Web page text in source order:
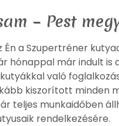
– Pest
Én a Szupertréner
hónappal már indult is
való
kiszorított minden
teljes munkaidőben
rendelkezésére.